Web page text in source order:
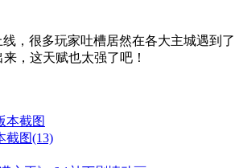
，很多玩家吐槽居然在各大主城遇到
，这天赋也太强了吧！
截图(13)